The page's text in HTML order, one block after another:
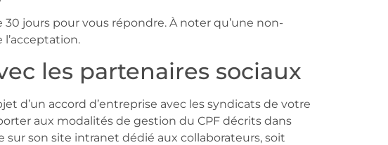
jours pour vous répondre. À noter qu’une non-
les partenaires sociaux
d’un accord d’entreprise avec les syndicats de votre
aux modalités de gestion du CPF décrits dans
sur son site intranet dédié aux collaborateurs, soit